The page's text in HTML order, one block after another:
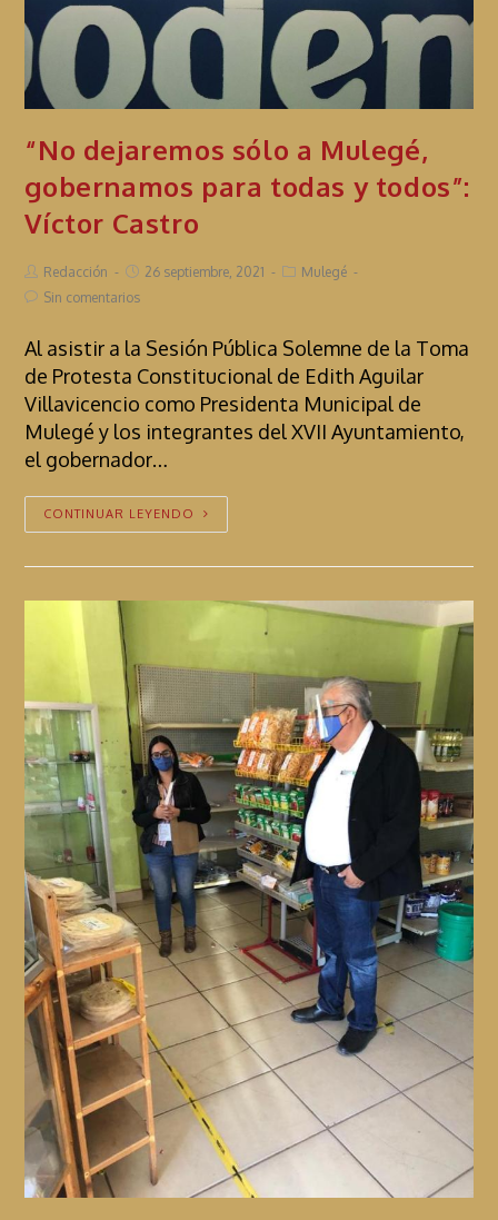
“No dejaremos sólo a Mulegé,
gobernamos para todas y todos”:
Víctor Castro
Redacción 26 septiembre, 2021
Mulegé
Sin comentarios
Al asistir a la Sesión Pública Solemne de la Toma
de Protesta Constitucional de Edith Aguilar
Villavicencio como Presidenta Municipal de
Mulegé y los integrantes del XVII Ayuntamiento,
el gobernador…
CONTINUAR LEYENDO